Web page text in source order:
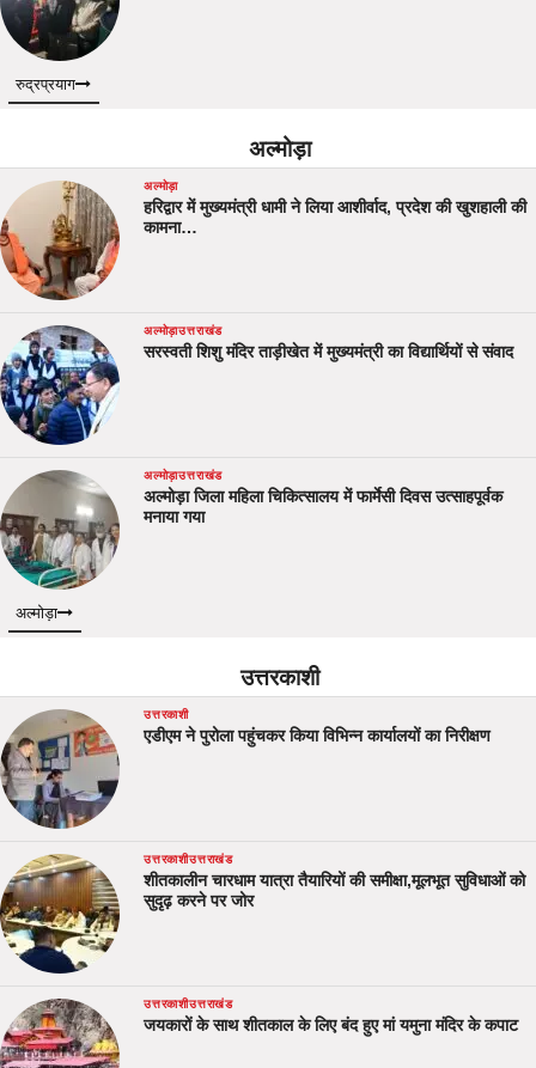
रुद्रप्रयाग
अल्मोड़ा
अल्मोड़ा
हरिद्वार में मुख्यमंत्री धामी ने लिया आशीर्वाद, प्रदेश की खुशहाली की
कामना…
अल्मोड़ाउत्तराखंड
सरस्वती शिशु मंदिर ताड़ीखेत में मुख्यमंत्री का विद्यार्थियों से संवाद
अल्मोड़ाउत्तराखंड
अल्मोड़ा जिला महिला चिकित्सालय में फार्मेसी दिवस उत्साहपूर्वक
मनाया गया
अल्मोड़ा
उत्तरकाशी
उत्तरकाशी
एडीएम ने पुरोला पहुंचकर किया विभिन्न कार्यालयों का निरीक्षण
उत्तरकाशीउत्तराखंड
शीतकालीन चारधाम यात्रा तैयारियों की समीक्षा,मूलभूत सुविधाओं को
सुदृढ़ करने पर जोर
उत्तरकाशीउत्तराखंड
जयकारों के साथ शीतकाल के लिए बंद हुए मां यमुना मंदिर के कपाट